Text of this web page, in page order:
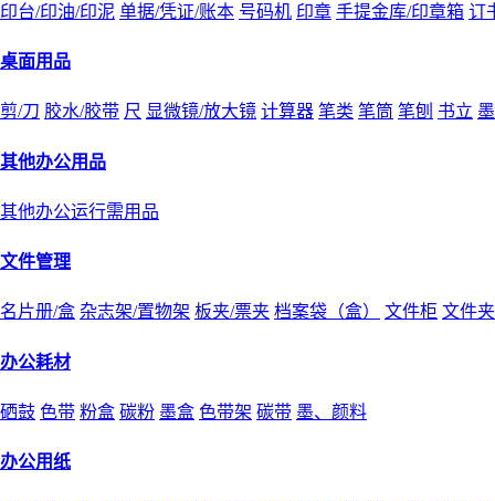
印台/印油/印泥 单据/凭证/账本 号码机 印章 手提金库/印章箱 订
桌面用品
剪/刀 胶水/胶带 尺 显微镜/放大镜 计算器 笔类 笔筒 笔刨 书立
其他办公用品
其他办公运行需用品
文件管理
名片册/盒 杂志架/置物架 板夹/票夹 档案袋（盒） 文件柜 文件
办公耗材
硒鼓 色带 粉盒 碳粉 墨盒 色带架 碳带 墨、颜料
办公用纸